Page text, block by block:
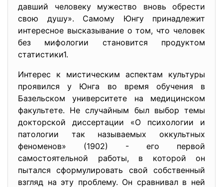
давший человеку мужество вновь обрести
свою душу». Самому Юнгу принадлежит
интересное высказывание о том, что человек
без мифологии становится продуктом
статистики1.
Интерес к мистическим аспектам культуры
проявился у Юнга во время обучения в
Базельском университете на медицинском
факультете. Не случайным был выбор темы
докторской диссертации «О психологии и
патологии так называемых оккультных
феноменов» (1902) - его первой
самостоятельной работы, в которой он
пытался сформулировать свой собственный
взгляд на эту проблему. Он сравнивал в ней